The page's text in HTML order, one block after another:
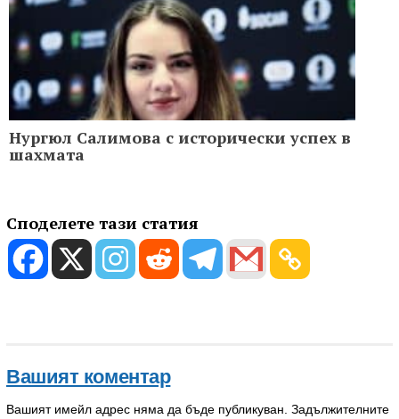
Нургюл Салимова с исторически успех в
шахмата
Споделете тази статия
Вашият коментар
Вашият имейл адрес няма да бъде публикуван. Задължителните